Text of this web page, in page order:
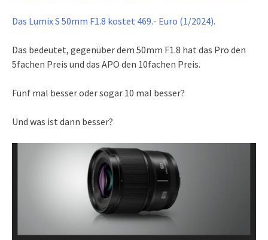
Das Lumix S 50mm F1.8 kostet 469.- Euro (1/2024).
Das bedeutet, gegenüber dem 50mm F1.8 hat das Pro den
5fachen Preis und das APO den 10fachen Preis.
Fünf mal besser oder sogar 10 mal besser?
Und was ist dann besser?